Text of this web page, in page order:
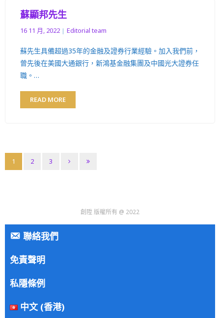
蘇顯邦先生
16 11 月, 2022 Editorial team
蘇先生具備超過35年的金融及證券行業經驗。加入我們前，
曾先後在美國大通銀行，新鴻基金融集團及中國光大證券任
職。…
READ MORE
1 2 3
創陞 版權所有 @ 2022
聯絡我們
免責聲明
私隱條例
中文 (香港)